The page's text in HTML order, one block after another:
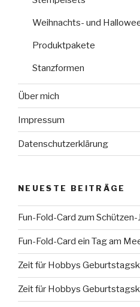
Weihnachts- und
Produktpakete
Stanzformen
Über mich
Impressum
Datenschutzerklärung
NEUESTE BEITRÄGE
Fun-Fold-Card zum Schützen-
Fun-Fold-Card ein Tag am
Zeit für Hobbys
Zeit für Hobbys